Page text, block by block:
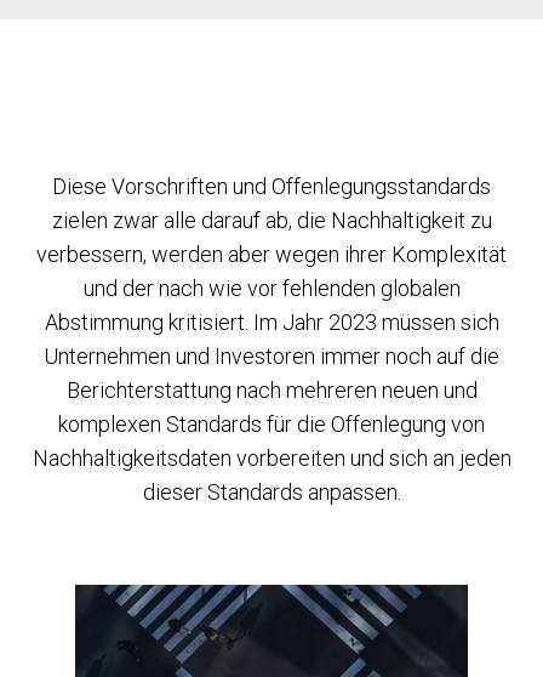
Diese Vorschriften und Offenlegungsstandards
zielen zwar alle darauf ab, die Nachhaltigkeit zu
verbessern, werden aber wegen ihrer Komplexität
und der nach wie vor fehlenden globalen
Abstimmung kritisiert. Im Jahr 2023 müssen sich
Unternehmen und Investoren immer noch auf die
Berichterstattung nach mehreren neuen und
komplexen Standards für die Offenlegung von
Nachhaltigkeitsdaten vorbereiten und sich an jeden
dieser Standards anpassen.